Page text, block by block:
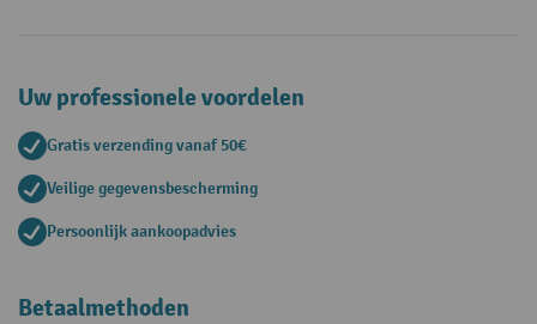
Uw professionele voordelen
Gratis verzending vanaf 50€
Veilige gegevensbescherming
Persoonlijk aankoopadvies
Betaalmethoden